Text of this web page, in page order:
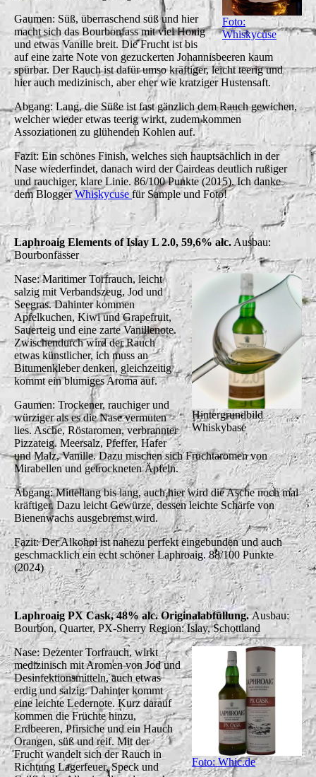
Foto:
Whiskycuse
Gaumen: Süß, überraschend süß und hier
macht sich das Bourbonfass mit viel Honig
und etwas Vanille breit. Die Frucht ist bis
auf eine zarte Note von gezuckerten Johannisbeeren kaum
spürbar. Der Rauch ist dafür umso kräftiger, leicht teerig und
hier auch medizinisch, aber eher wie kratziger Hustensaft.
Abgang: Lang, die Süße ist fast gänzlich dem Rauch gewichen,
welcher wieder etwas teerig wirkt, zudem kommen
Assoziationen zu glühenden Kohlen auf.
Fazit: Ein schönes Finish, welches sich hauptsächlich in der
Nase wiederfindet, danach wird der Cairdeas deutlich rußiger
und rauchiger, klare Linie. 86/100 Punkte (2015). Ich danke
dem BloggerWhiskycuse für Sample und Foto!
Laphroaig Elements of Islay L 2.0, 59,6% alc. Ausbau:
Bourbonfässer
Hintergrundbild
Whiskybase
Nase: Maritimer Torfrauch, leicht
salzig mit Verbandszeug, Jod und
Seegras. Dahinter kommen
Apfelkuchen, Kiwi und Grapefruit,
Sauerteig und eine zarte Vanillenote.
Zwischendurch wird der Rauch
etwas künstlicher, ich muss an
Bitumenkleber denken, gleichzeitig
kommt ein blumiges Aroma auf.
Gaumen: Trockener, rauchiger und
würziger als es die Nase vermuten
lies. Asche, Röstaromen, verbrannter
Pizzateig. Meersalz, Pfeffer, Hafer
und Malz, Vanille. Dazu mischen sich Fruchtaromen von
Mirabellen und getrockneten Äpfeln.
Abgang: Mittellang bis lang, auch hier wird die Asche noch mal
kräftiger. Dazu leicht Gewürze, dessen leichte Schärfe von
Bienenwachs ausgebremst wird.
Fazit: Der Alkohol ist nahezu perfekt eingebunden und auch
geschmacklich ein echt schöner Laphroaig. 88/100 Punkte
(2024)
Laphroaig PX Cask, 48% alc. Originalabfüllung.Ausbau:
Bourbon, Quarter, PX-Sherry Region: Islay, Schottland
Foto: Whic.de
Nase: Dezenter Torfrauch, wirkt
medizinisch mit Aromen von Jod und
Desinfektionsmitteln, auch etwas
erdig und salzig. Dahinter kommt
eine leichte Ledernote. Kurz darauf
kommen die Früchte hinzu,
Erdbeeren, Pfirsiche und ein Hauch
Orangen, süß und reif. Mit der
Frucht wandelt sich der Rauch in
Richtung Lagerfeuer, Speck und